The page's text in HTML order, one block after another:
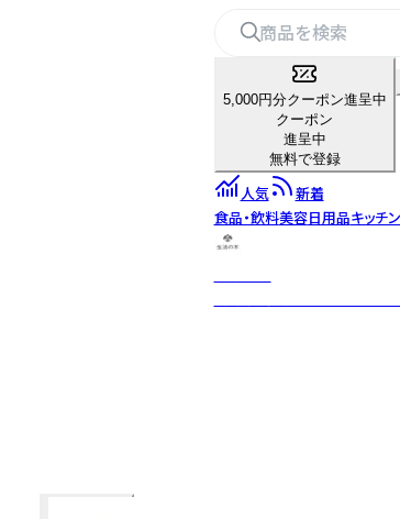
5,000円分クーポン進呈中
クーポン
進呈中
無料で登録
人気
新着
食品・飲料美容日用品キッチ